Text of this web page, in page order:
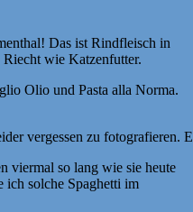
Das ist Rindfleisch in
wie Katzenfutter.
Olio und Pasta alla Norma.
vergessen zu fotografieren.
viermal so lang wie sie heute
ich solche Spaghetti im